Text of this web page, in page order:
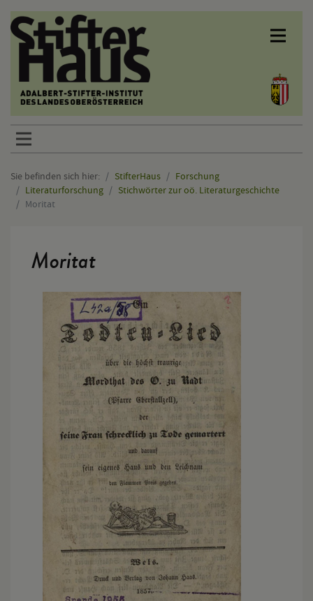
Sprunglinks
Sie befinden sich hier: StifterHaus
Forschung
Literaturforschung
Stichwörter zur oö. Literaturgeschichte
Moritat
Moritat